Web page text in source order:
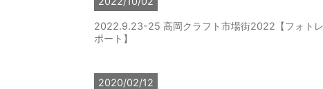
2022.9.23-25 高岡クラフト市場街2022【フォトレ
ポート】
2020/02/12